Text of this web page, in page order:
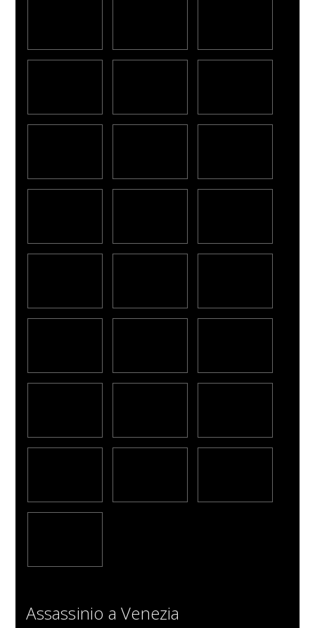
Assassinio a Venezia